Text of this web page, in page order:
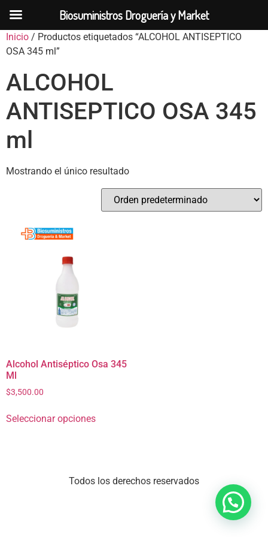
Inicio / Productos etiquetados “ALCOHOL ANTISEPTICO
OSA 345 ml”
ALCOHOL
ANTISEPTICO OSA 345
ml
Mostrando el único resultado
Alcohol Antiséptico Osa 345
Ml
$3,500.00
Seleccionar opciones
Todos los derechos reservados
Biosuministros Droguería y Market